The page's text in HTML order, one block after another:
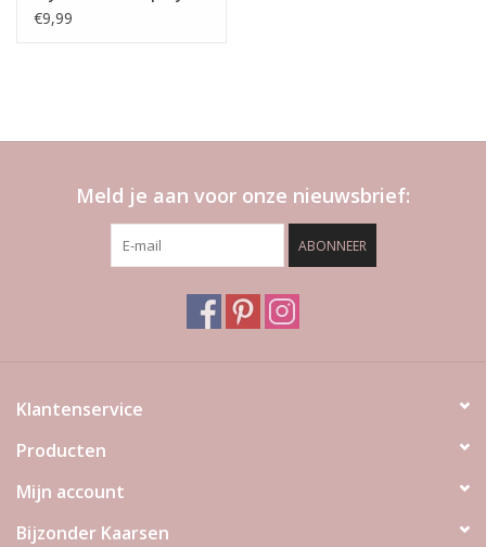
flame
€9,99
Meld je aan voor onze nieuwsbrief:
ABONNEER
Klantenservice
Producten
Mijn account
Bijzonder Kaarsen